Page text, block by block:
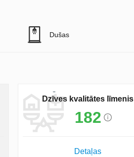
Dušas
Dzīves kvalitātes līmenis
182
Detaļas